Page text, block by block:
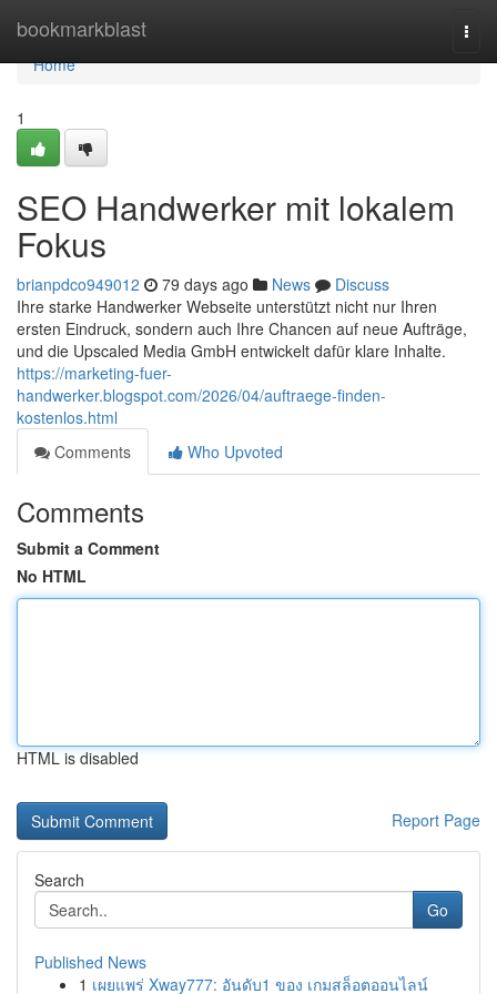
bookmarkblast
Home
Home
1
SEO Handwerker mit lokalem
Fokus
brianpdco949012 79 days ago News
Discuss
Ihre starke Handwerker Webseite unterstützt nicht nur Ihren
ersten Eindruck, sondern auch Ihre Chancen auf neue Aufträge,
und die Upscaled Media GmbH entwickelt dafür klare Inhalte.
https://marketing-fuer-
handwerker.blogspot.com/2026/04/auftraege-finden-
kostenlos.html
Comments
Who Upvoted
Comments
Submit a Comment
No HTML
HTML is disabled
Report Page
Search
Go
Published News
1 เผยแพร่ Xway777: อันดับ1 ของ เกมสล็อตออนไลน์